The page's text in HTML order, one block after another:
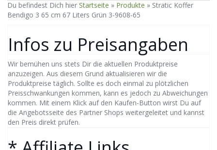
Du befindest Dich hier Startseite » Produkte » Stratic Koffer
Bendigo 3 65 cm 67 Liters Grün 3-9608-65
Infos zu Preisangaben
Wir bemühen uns stets Dir die aktuellen Produktpreise
anzuzeigen. Aus diesem Grund aktualisieren wir die
Produktpreise täglich. Sollte es doch einmal zu plötzlichen
Preisschwankungen kommen, kann es jedoch zu Abweichungen
kommen. Mit einem Klick auf den Kaufen-Button wirst Du auf
die Angebotsseite des Partner Shops weitergeleitet und kannst
den Preis direkt prüfen.